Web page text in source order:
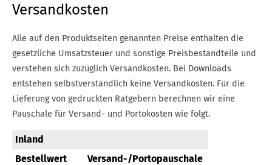
E-Broschüre
Checklisten (PDF)
Broschüre
Buch
Versandkosten
Alle auf den Produktseiten genannten Preise enthalten die
gesetzliche Umsatzsteuer und sonstige Preisbestandteile und
verstehen sich zuzüglich Versandkosten. Bei Downloads
entstehen selbstverständlich keine Versandkosten. Für die
Lieferung von gedruckten Ratgebern berechnen wir eine
Pauschale für Versand- und Portokosten wie folgt.
Inland
Bestellwert
Versand-/Portopauschale